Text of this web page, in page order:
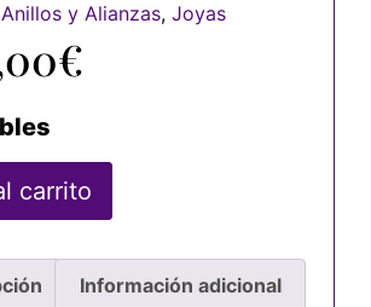
Anillos y Alianzas, Joyas
€
carrito
Información adicional